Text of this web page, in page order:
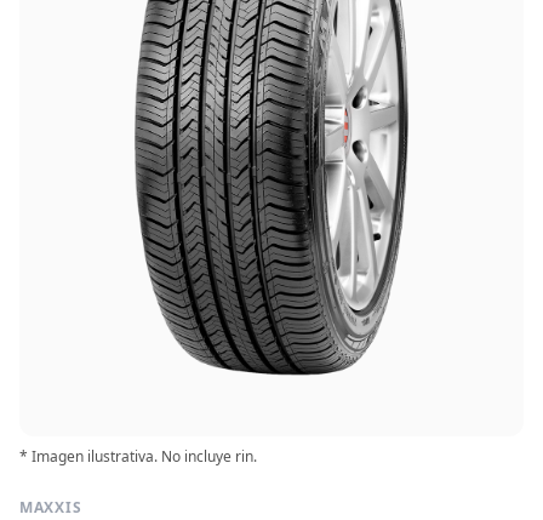
* Imagen ilustrativa. No incluye rin.
MAXXIS